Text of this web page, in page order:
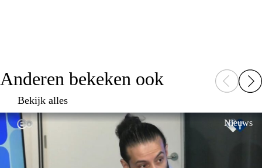
Anderen bekeken ook
Bekijk alles
Nieuws